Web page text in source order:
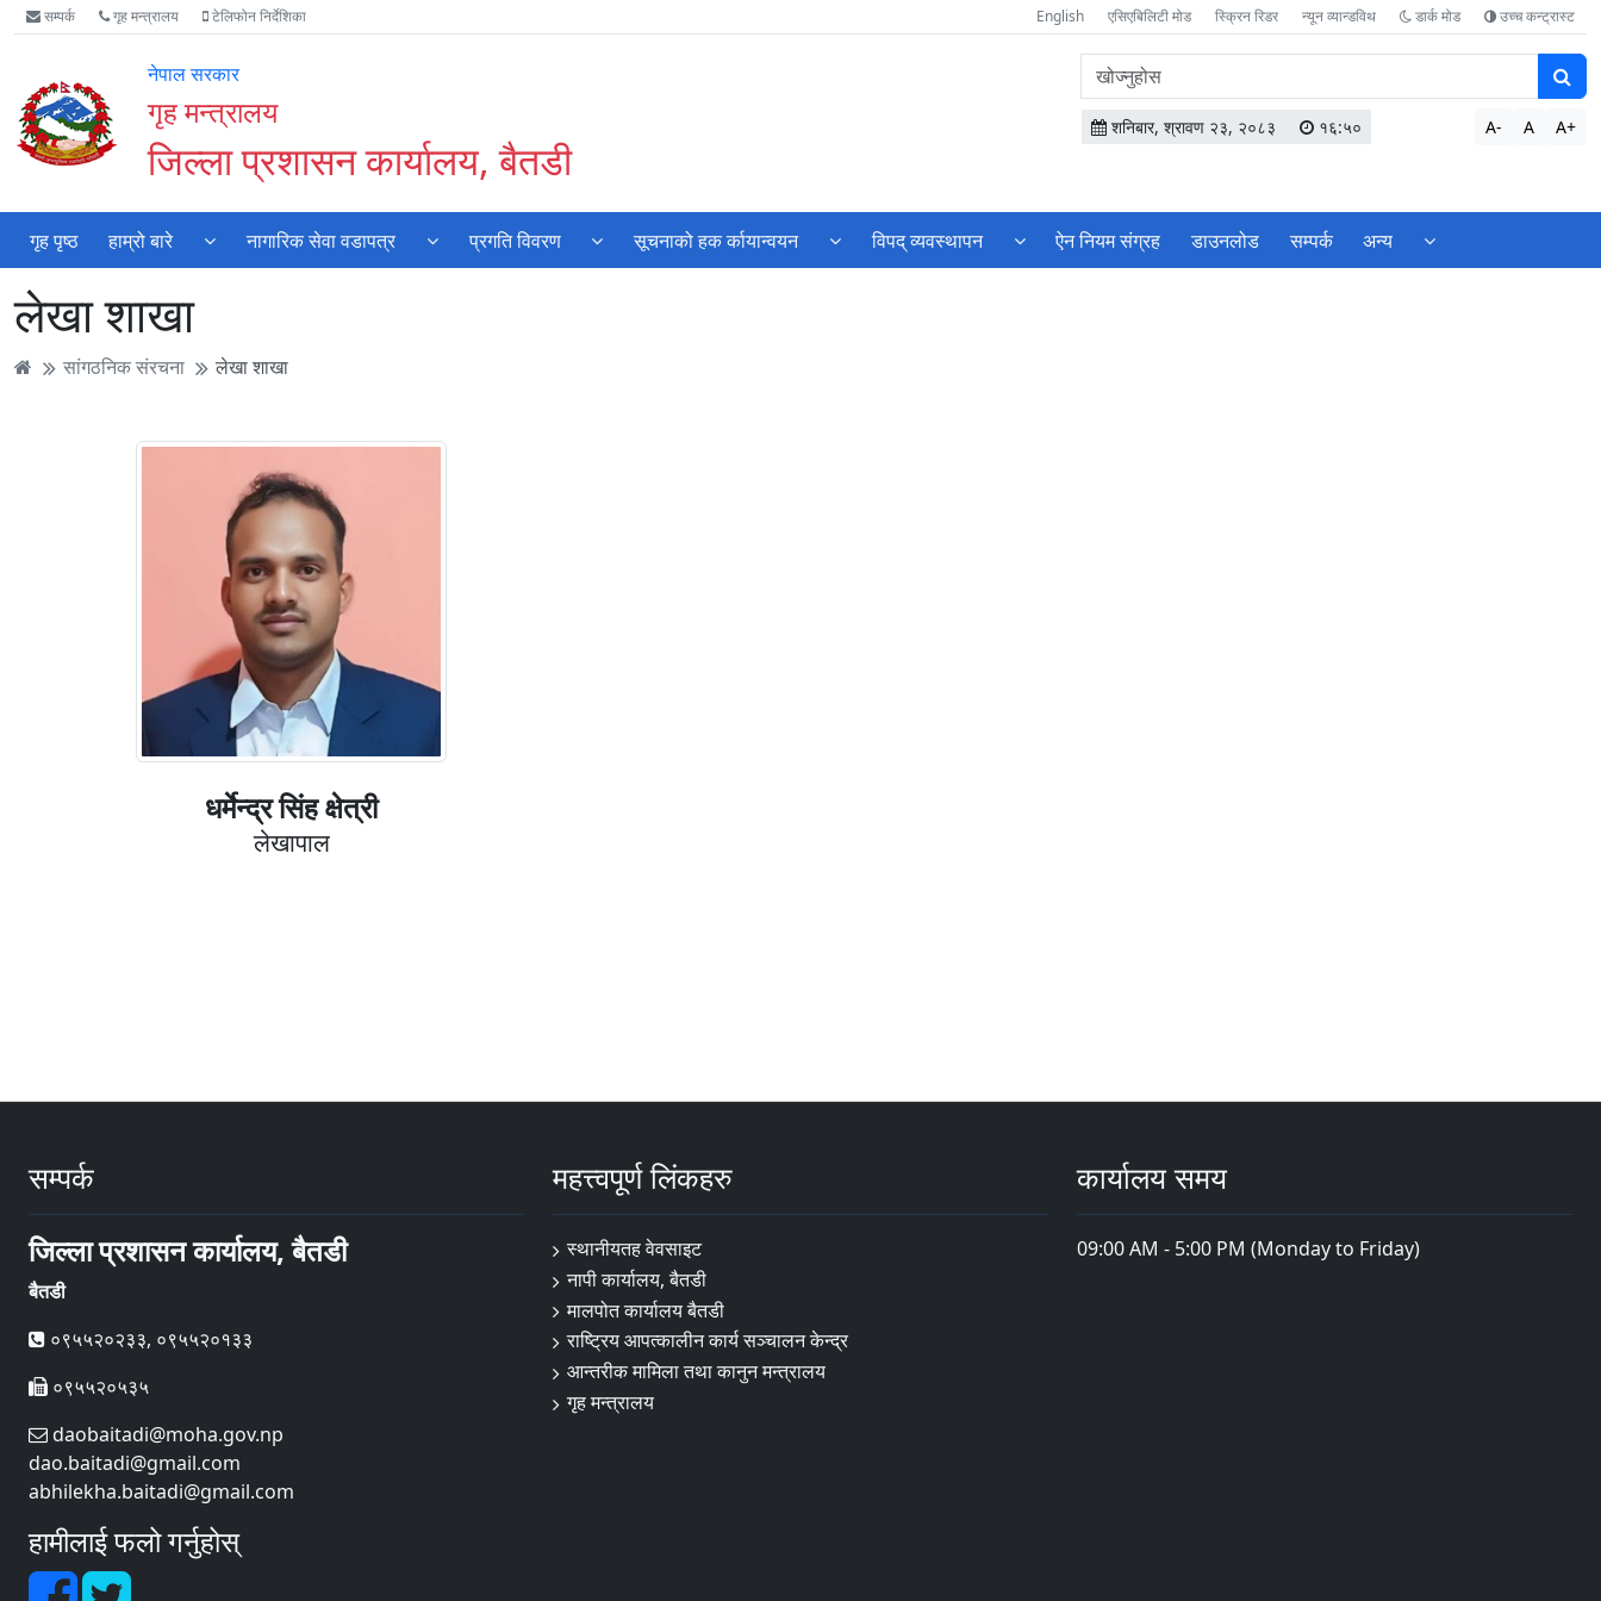
Accessibility
Mode
गर्नुहोस्
मुख्य
सामाग्री
मुख्य
नेभिगेसन
वेबसाइट
खोजमा
सम्पर्क गृह मन्त्रालय टेलिफोन निर्देशिका English एसिएबिलिटी मोड स्क्रिन रिडर न्यून व्यान्डविथ डार्क मोड उच्च कन्ट्रास्ट
नेपाल सरकार
गृह मन्त्रालय
जिल्ला प्रशासन कार्यालय, बैतडी
वेबसाइटमा
सामग्री
खोज्नुहोस
शनिबार, श्रावण २३, २०८३ १६:५० A- A A+
गृह पृष्ठ हाम्रो बारे नागारिक सेवा वडापत्र प्रगति विवरण सूचनाको हक र्कायान्वयन विपद् व्यवस्थापन ऐन नियम संग्रह डाउनलोड सम्पर्क अन्य
लेखा शाखा
सांगठनिक संरचना लेखा शाखा
धर्मेन्द्र सिंह क्षेत्री
लेखापाल
सम्पर्क
जिल्ला प्रशासन कार्यालय, बैतडी
बैतडी
०९५५२०२३३, ०९५५२०१३३
०९५५२०५३५
daobaitadi@moha.gov.np
dao.baitadi@gmail.com
abhilekha.baitadi@gmail.com
हामीलाई फलो गर्नुहोस्
महत्त्वपूर्ण लिंकहरु
स्थानीयतह वेवसाइट
नापी कार्यालय, बैतडी
मालपोत कार्यालय बैतडी
राष्ट्रिय आपत्कालीन कार्य सञ्चालन केन्द्र
आन्तरीक मामिला तथा कानुन मन्त्रालय
गृह मन्त्रालय
कार्यालय समय
09:00 AM - 5:00 PM (Monday to Friday)